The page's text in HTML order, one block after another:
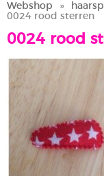
Webshop »
0024 rood sterren
0024 rood